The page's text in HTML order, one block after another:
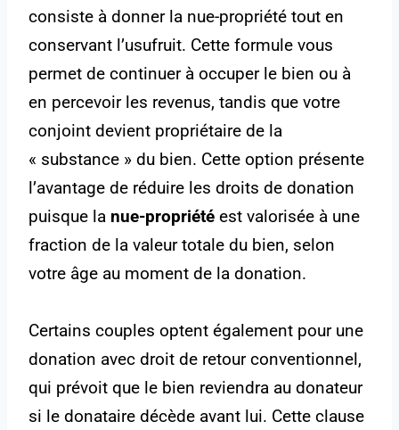
consiste à donner la nue-propriété tout en
conservant l’usufruit. Cette formule vous
permet de continuer à occuper le bien ou à
en percevoir les revenus, tandis que votre
conjoint devient propriétaire de la
« substance » du bien. Cette option présente
l’avantage de réduire les droits de donation
puisque la nue-propriété est valorisée à une
fraction de la valeur totale du bien, selon
votre âge au moment de la donation.
Certains couples optent également pour une
donation avec droit de retour conventionnel,
qui prévoit que le bien reviendra au donateur
si le donataire décède avant lui. Cette clause